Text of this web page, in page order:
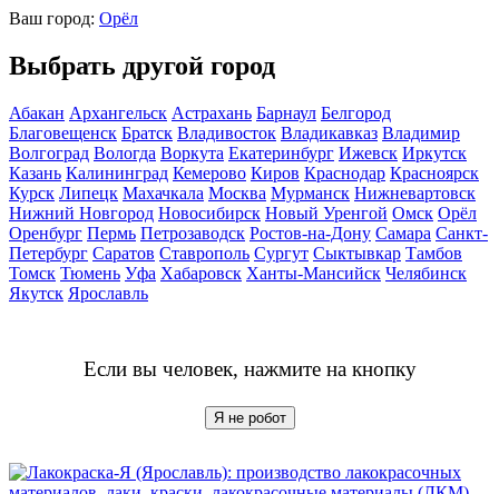
Ваш город: Орёл
Выбрать другой город
Абакан Архангельск Астрахань Барнаул Белгород
Благовещенск Братск Владивосток Владикавказ Владимир
Волгоград Вологда Воркута Екатеринбург Ижевск Иркутск
Казань Калининград Кемерово Киров Краснодар Красноярск
Курск Липецк Махачкала Москва Мурманск Нижневартовск
Нижний Новгород Новосибирск Новый Уренгой Омск Орёл
Оренбург Пермь Петрозаводск Ростов-на-Дону Самара Санкт-
Петербург Саратов Ставрополь Сургут Сыктывкар Тамбов
Томск Тюмень Уфа Хабаровск Ханты-Мансийск Челябинск
Якутск Ярославль
Если вы человек, нажмите на кнопку
Я не робот